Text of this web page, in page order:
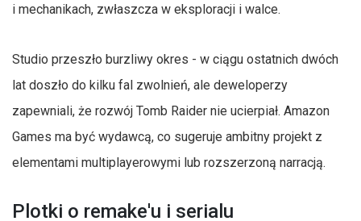
i mechanikach, zwłaszcza w eksploracji i walce.
Studio przeszło burzliwy okres - w ciągu ostatnich dwóch
lat doszło do kilku fal zwolnień, ale deweloperzy
zapewniali, że rozwój Tomb Raider nie ucierpiał. Amazon
Games ma być wydawcą, co sugeruje ambitny projekt z
elementami multiplayerowymi lub rozszerzoną narracją.
Plotki o remake'u i serialu